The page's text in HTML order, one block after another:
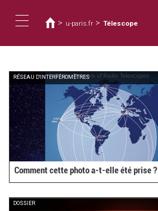
contenido
navigation
está
aquí
> u-paris.fr > Télescope
RÉSEAU D'INTERFÉROMÈTRES
Comment cette photo a-t-elle été prise ?
DOSSIER